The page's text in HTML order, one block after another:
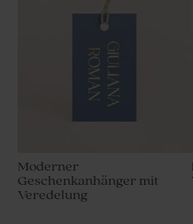
Moderner
Geschenkanhänger mit
Veredelung